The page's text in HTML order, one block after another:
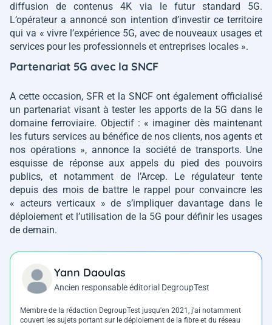
diffusion de contenus 4K via le futur standard 5G.
L’opérateur a annoncé son intention d’investir ce territoire
qui va « vivre l’expérience 5G, avec de nouveaux usages et
services pour les professionnels et entreprises locales ».
Partenariat 5G avec la SNCF
A cette occasion, SFR et la SNCF ont également officialisé
un partenariat visant à tester les apports de la 5G dans le
domaine ferroviaire. Objectif : « imaginer dès maintenant
les futurs services au bénéfice de nos clients, nos agents et
nos opérations », annonce la société de transports. Une
esquisse de réponse aux appels du pied des pouvoirs
publics, et notamment de l’Arcep. Le régulateur tente
depuis des mois de battre le rappel pour convaincre les
« acteurs verticaux » de s’impliquer davantage dans le
déploiement et l’utilisation de la 5G pour définir les usages
de demain.
Yann Daoulas
Ancien responsable éditorial DegroupTest
Membre de la rédaction DegroupTest jusqu'en 2021, j'ai notamment
couvert les sujets portant sur le déploiement de la fibre et du réseau